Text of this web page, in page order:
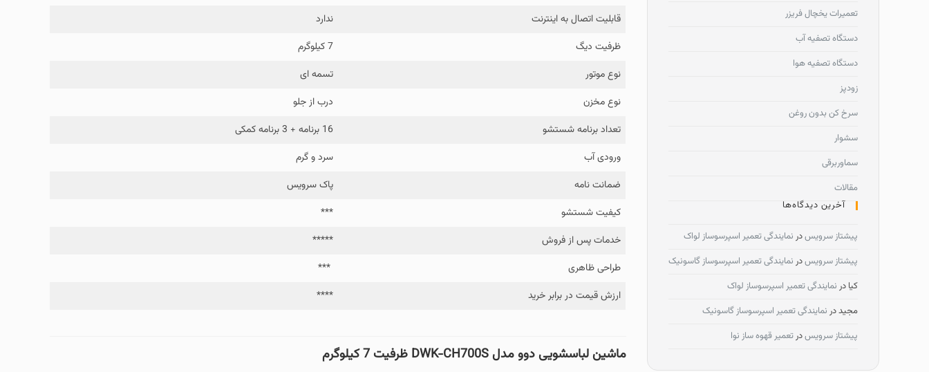
قابلیت اتصال به اینترنت
ندارد
ظرفیت دیگ
7 کیلوگرم
نوع موتور
تسمه ای
نوع مخزن
درب از جلو
تعداد برنامه شستشو
16 برنامه + 3 برنامه کمکی
ورودی آب
سرد و گرم
ضمانت نامه
پاک سرویس
کیفیت شستشو
***
خدمات پس از فروش
*****
طراحی ظاهری
***
ارزش قیمت در برابر خرید
****
ماشین لباسشویی دوو مدل
تعمیرات یخچال فریزر
دستگاه تصفیه آب
دستگاه تصفیه هوا
زودپز
سرخ کن بدون روغن
سشوار
سماوربرقی
مقالات
آخرین دیدگاه‌ها
پیشتاز سرویسدر نمایندگی تعمیر اسپرسوساز لواک
پیشتاز سرویسدر نمایندگی تعمیر اسپرسوساز گاسونیک
کیا در نمایندگی تعمیر اسپرسوساز لواک
مجیددر نمایندگی تعمیر اسپرسوساز گاسونیک
پیشتاز سرویسدرتعمیر قهوه ساز نوا